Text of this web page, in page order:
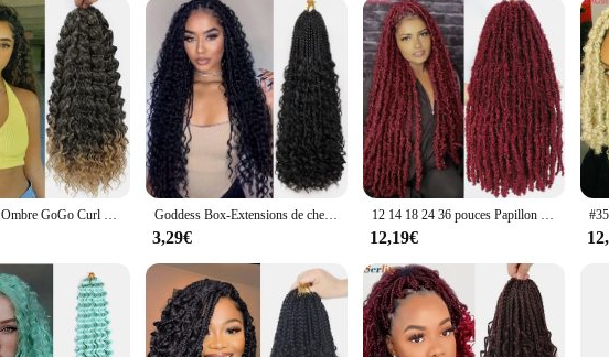
provide a natural look and feel. The synthetic fibers are gentle on the hair, ensuring that they
of hair types, providing a tailored fit for everyone. Whether you're looking to add volume,
hair extension solution.
1-6 paquets Ombre GoGo Curl Crochet cheveux 14 18 pouces Go Go Curl Crochet tresses synthétique vague d'eau profonde Afro Twist Crochet cheveux Goddess Box-Extensions de cheveux synthétiques pré-bouclées pour femmes, tresses au crochet, tressage au crochet bohème, extrémités bouclées
3,29€
12 14 18 24 36 pouces Papillon Locs Tresses au crochet Du court au long Tresses à la main Faux locks Tressage de cheveux Locs souples synthétiques
12,19€